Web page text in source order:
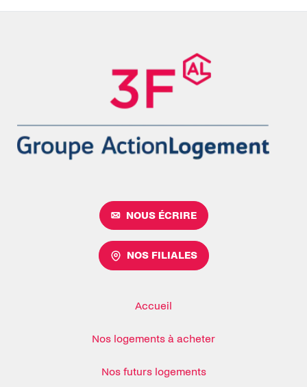
Accueil
Nos logements à acheter
Nos futurs logements
NOUS ÉCRIRE
NOS FILIALES